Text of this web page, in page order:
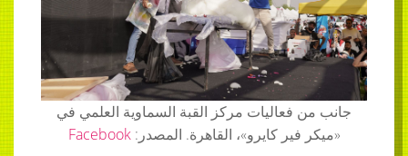
جانب من فعاليات مركز القبة السماوية العلمي في
«ميكر فير كايرو»، القاهرة. المصدر:Facebook